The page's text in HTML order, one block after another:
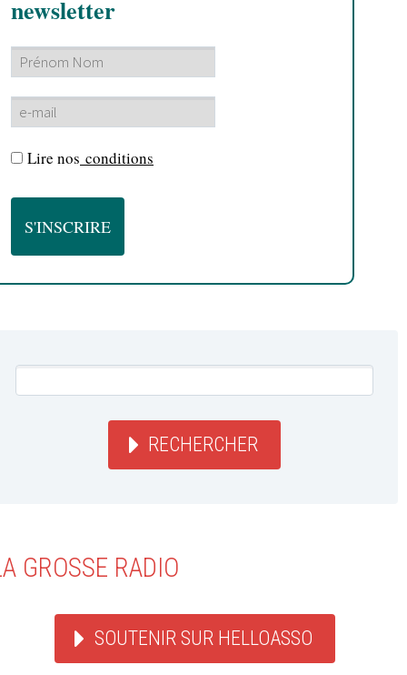
newsletter
Lire nos conditions
RECHERCHER
GROSSE RADIO
SOUTENIR SUR HELLOASSO